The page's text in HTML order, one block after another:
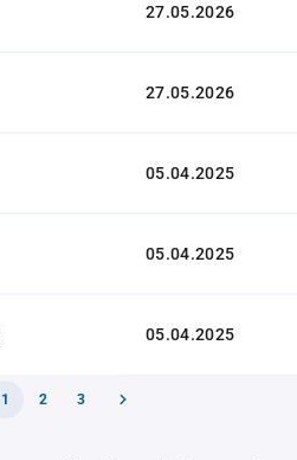
27.05.2026
27.05.2026
05.04.2025
05.04.2025
05.04.2025
1 2 3